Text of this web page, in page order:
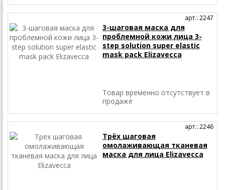
арт.: 2247
3-шаговая маска для
проблемной кожи лица 3-
step solution super elastic
mask pack Elizavecca
Товар временно отсутствует в
продаже
арт.: 2246
Трёх шаговая
омолаживающая тканевая
маска для лица Elizavecca